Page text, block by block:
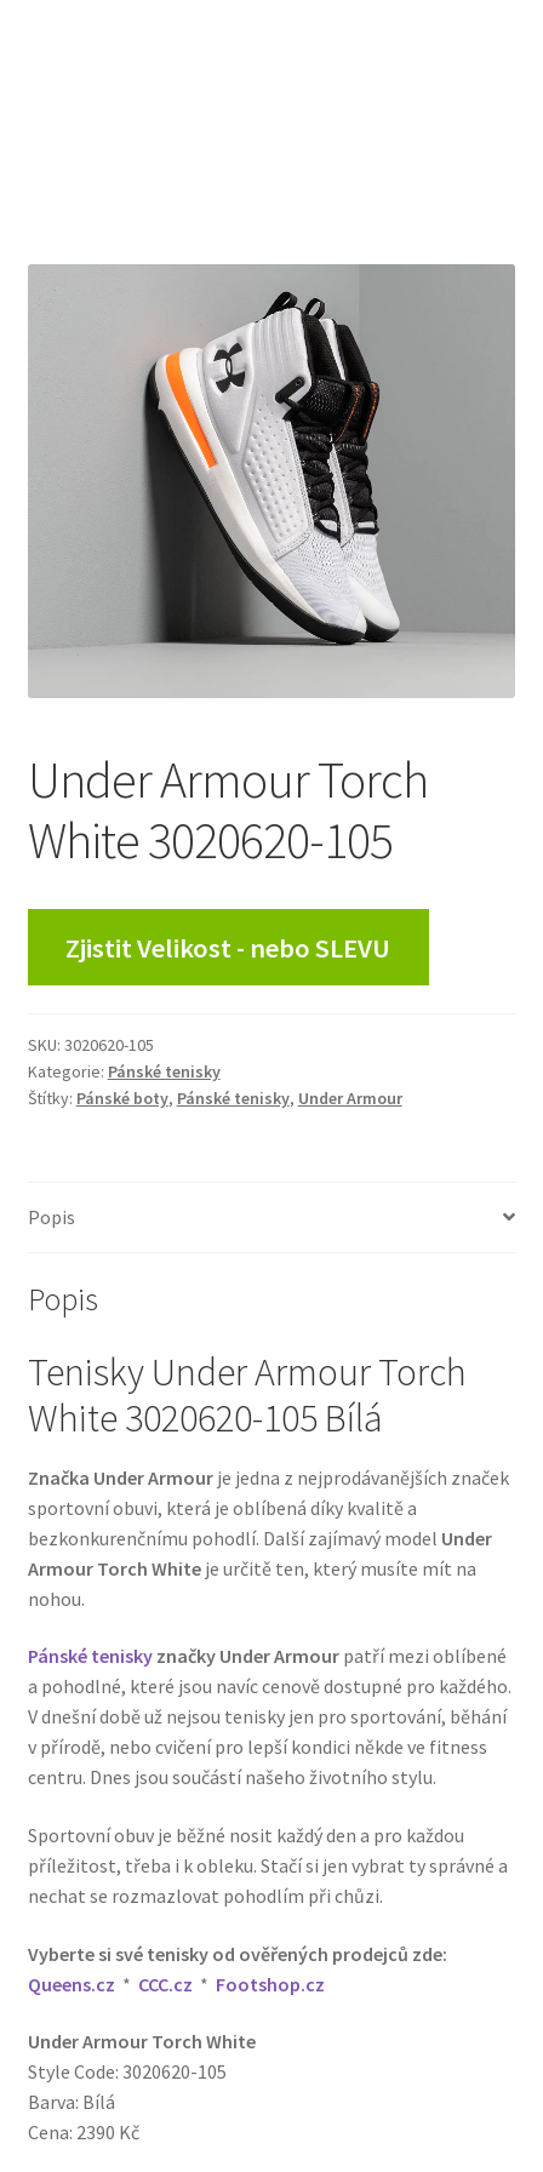
Under Armour Torch
White 3020620-105
Zjistit Velikost - nebo SLEVU
SKU: 3020620-105
Kategorie: Pánské tenisky
Štítky: Pánské boty, Pánské tenisky, Under Armour
Popis
Popis
Tenisky Under Armour Torch
White 3020620-105 Bílá
Značka Under Armourje jedna z nejprodávanějších značek
sportovní obuvi, která je oblíbená díky kvalitě a
bezkonkurenčnímu pohodlí. Další zajímavý model Under
Armour Torch Whiteje určitě ten, který musíte mít na
nohou.
Pánské teniskyznačky Under Armourpatří mezi oblíbené
a pohodlné, které jsou navíc cenově dostupné pro každého.
V dnešní době už nejsou tenisky jen pro sportování, běhání
v přírodě, nebo cvičení pro lepší kondici někde ve fitness
centru. Dnes jsou součástí našeho životního stylu.
Sportovní obuv je běžné nosit každý den a pro každou
příležitost, třeba i k obleku. Stačí si jen vybrat ty správné a
nechat se rozmazlovat pohodlím při chůzi.
Vyberte si své tenisky od ověřených prodejců zde:
Queens.cz * CCC.cz * Footshop.cz
Under Armour Torch White
Style Code: 3020620-105
Barva: Bílá
Cena: 2390 Kč